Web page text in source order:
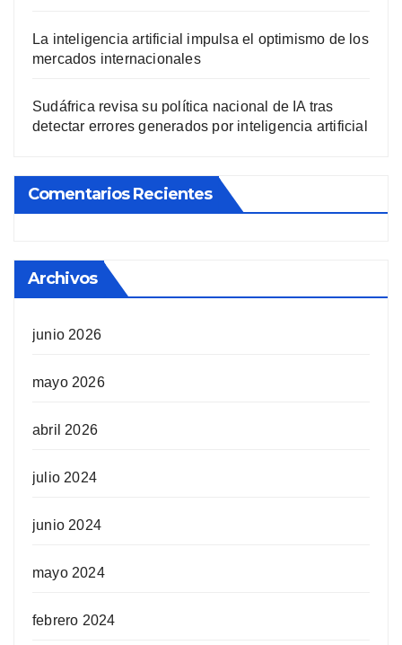
La inteligencia artificial impulsa el optimismo de los
mercados internacionales
Sudáfrica revisa su política nacional de IA tras
detectar errores generados por inteligencia artificial
Comentarios Recientes
Archivos
junio 2026
mayo 2026
abril 2026
julio 2024
junio 2024
mayo 2024
febrero 2024